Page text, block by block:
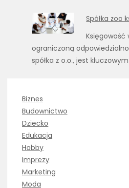
Spółka zoo
Księgowość
ograniczoną
spółka z o.o., jest
Biznes
Budownictwo
Dziecko
Edukacja
Hobby
Imprezy
Marketing
Moda